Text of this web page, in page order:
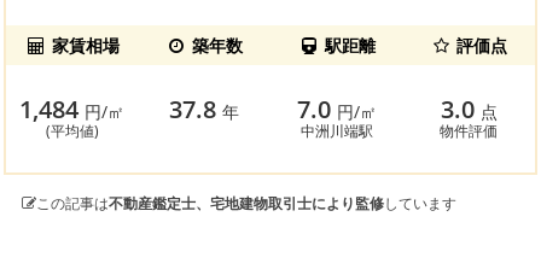
家賃相場 築年数 駅距離 評価点
1,484 円/㎡
(平均値)
37.8年 7.0 円/㎡
中洲川端駅
3.0 点
物件評価
この記事は不動産鑑定士、宅地建物取引士により監修しています